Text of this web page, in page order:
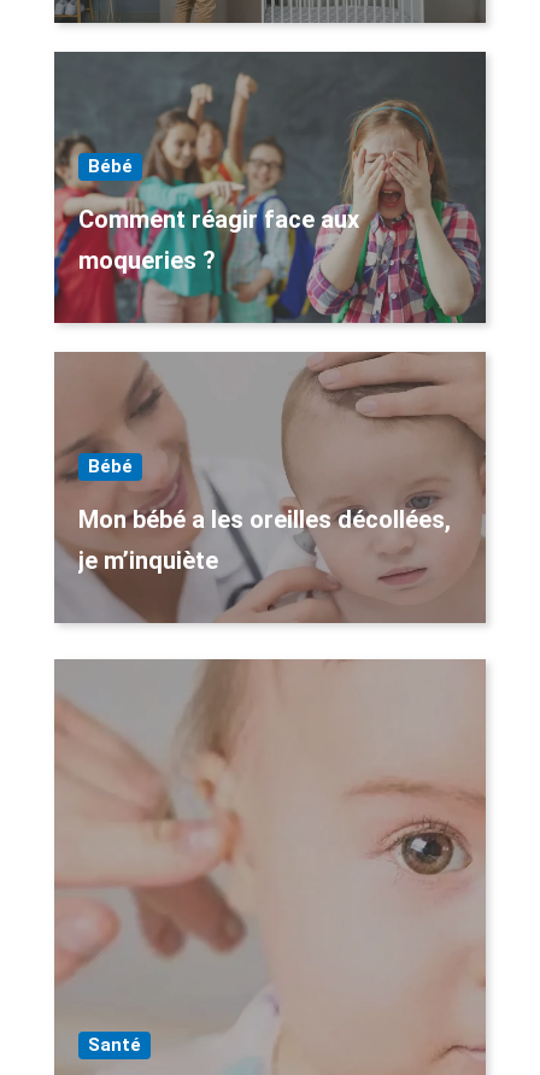
Bébé
Comment réagir face aux
moqueries ?
Bébé
Mon bébé a les oreilles décollées,
je m’inquiète
Santé